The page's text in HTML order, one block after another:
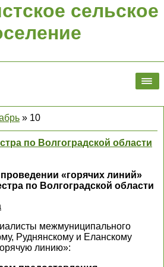
сельское
» 10
по Волгоградской области
«горячих линий»
по Волгоградской области
межмуниципального
Руднянскому и Еланскому
линию»: